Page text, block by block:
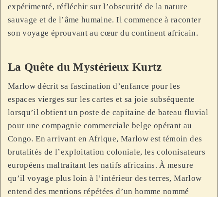
expérimenté, réfléchir sur l’obscurité de la nature
sauvage et de l’âme humaine. Il commence à raconter
son voyage éprouvant au cœur du continent africain.
La Quête du Mystérieux Kurtz
Marlow décrit sa fascination d’enfance pour les
espaces vierges sur les cartes et sa joie subséquente
lorsqu’il obtient un poste de capitaine de bateau fluvial
pour une compagnie commerciale belge opérant au
Congo. En arrivant en Afrique, Marlow est témoin des
brutalités de l’exploitation coloniale, les colonisateurs
européens maltraitant les natifs africains. À mesure
qu’il voyage plus loin à l’intérieur des terres, Marlow
entend des mentions répétées d’un homme nommé